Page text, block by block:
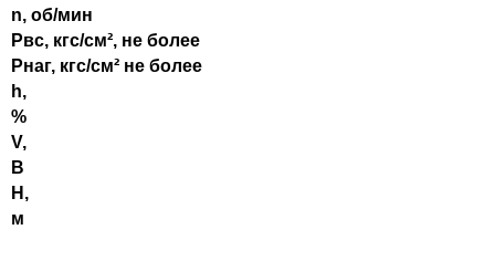
n, об/мин
Pвс, кгс/см², не более
Pнаг, кгс/см² не более
h,
%
V,
В
Н,
м